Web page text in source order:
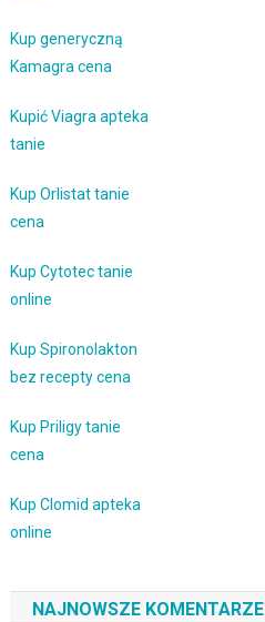
Kup generyczną
Kamagra cena
Kupić Viagra apteka
tanie
Kup Orlistat tanie
cena
Kup Cytotec tanie
online
Kup Spironolakton
bez recepty cena
Kup Priligy tanie
cena
Kup Clomid apteka
online
NAJNOWSZE KOMENTARZE